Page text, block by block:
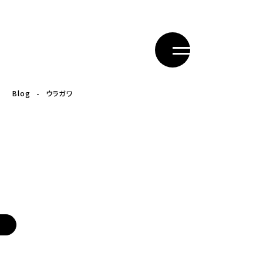
Blog ウラガワ